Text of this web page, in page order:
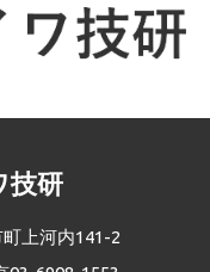
技研
上河内141-2